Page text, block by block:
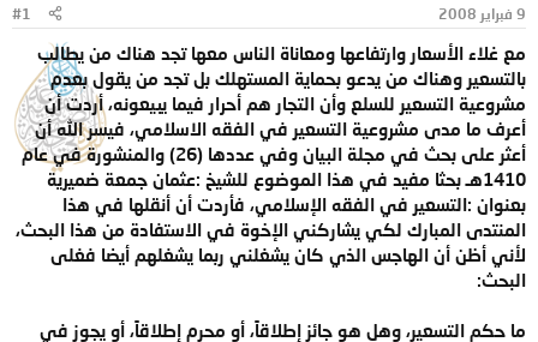
و
و
ع
ء
9 فبراير 2008 #1
مع غلاء الأسعار وارتفاعها ومعاناة الناس معها تجد هناك من يطالب
بالتسعير وهناك من يدعو بحماية المستهلك بل تجد من يقول بعدم
مشروعية التسعير للسلع وأن التجار هم أحرار فيما يبيعونه، أردت أن
أعرف ما مدى مشروعية التسعير في الفقه الاسلامي، فيسر الله أن
أعثر على بحث في مجلة البيان وفي عددها (26) والمنشورة في عام
1410هـ بحثا مفيد في هذا الموضوع للشيخ :عثمان جمعة ضميرية
بعنوان :التسعير في الفقه الإسلامي، فأردت أن أنقلها في هذا
المنتدى المبارك لكي يشاركني الإخوة في الاستفادة من هذا البحث،
لأني أظن أن الهاجس الذي كان يشغلني ربما يشغلهم أيضا فغلى
البحث:
ما حكم التسعير، وهل هو جائز إطلاقاً، أو محرم إطلاقاً، أو يجوز في